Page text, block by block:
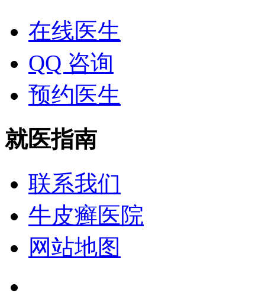
在线医生
QQ 咨询
预约医生
就医指南
联系我们
牛皮癣医院
网站地图